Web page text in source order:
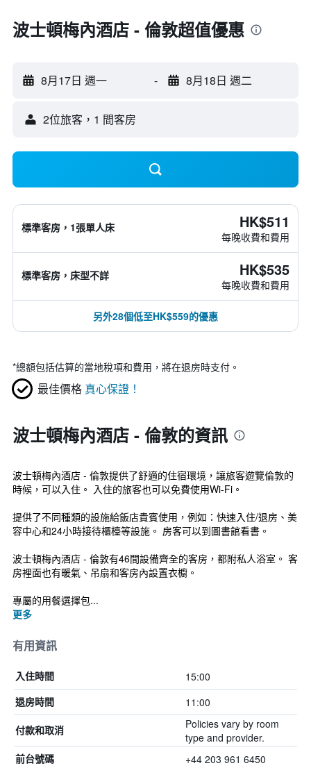
波士頓梅內酒店 - 倫敦超值優惠
8月17日 週一 - 8月18日 週二
2位旅客，1 間客房
標準客房，1張單人床 HK$511
每晚收費和費用
標準客房，床型不詳 HK$535
每晚收費和費用
另外28個低至HK$559的優惠
*總額包括估算的當地稅項和費用，將在退房時支付。
最佳價格 真心保證！
波士頓梅內酒店 - 倫敦的資訊
波士頓梅內酒店 - 倫敦提供了舒適的住宿環境，讓旅客遊覽倫敦的
時候，可以入住。 入住的旅客也可以免費使用Wi-Fi。
提供了不同種類的設施給飯店貴賓使用，例如：快速入住/退房、美
容中心和24小時接待櫃檯等設施。 房客可以到圖書館看書。
波士頓梅內酒店 - 倫敦有46間設備齊全的客房，都附私人浴室。 客
房裡面也有暖氣、吊扇和客房內設置衣櫥。
專屬的用餐選擇包...
更多
有用資訊
入住時間 15:00
退房時間 11:00
付款和取消
Policies vary by room
type and provider.
前台號碼 +44 203 961 6450